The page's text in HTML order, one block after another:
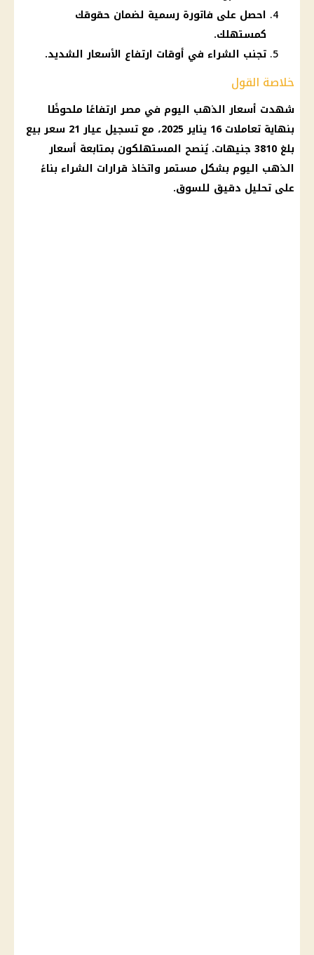
احصل على فاتورة رسمية لضمان حقوقك
كمستهلك.
تجنب الشراء في أوقات ارتفاع الأسعار الشديد.
خلاصة القول
شهدت أسعار الذهب اليوم في مصرارتفاعًا ملحوظًا
بنهاية تعاملات 16
يناير 2025 ، مع تسجيل عيار 21
سعر بيع
بلغ 3810 جنيهات. يُنصح المستهلكون بمتابعة
أسعار
الذهب اليوم بشكل مستمر واتخاذ قرارات الشراء بناءً
على تحليل دقيق للسوق.